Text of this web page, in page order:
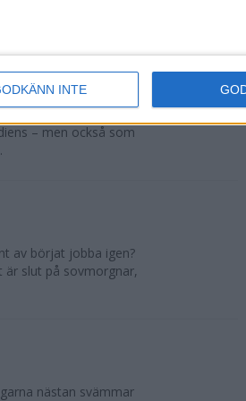
INTE
– men också som
av börjat jobba igen?
slut på sovmorgnar,
nästan svämmar